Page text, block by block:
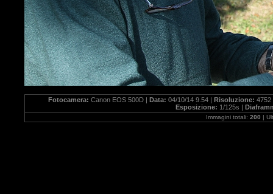
Fotocamera: Canon EOS 500D | Data: 04/10/14 9.54 | Risoluzione:
Esposizione: 1/125s |
Immagini totali: 200 |